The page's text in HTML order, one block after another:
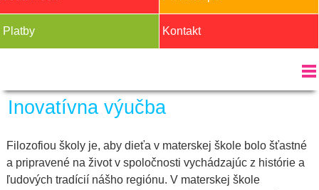
Platby Kontakt
Inovatívna výučba
Filozofiou školy je, aby dieťa v materskej škole bolo šťastné
a pripravené na život v spoločnosti vychádzajúc z histórie a
ľudových tradícií nášho regiónu. V materskej škole